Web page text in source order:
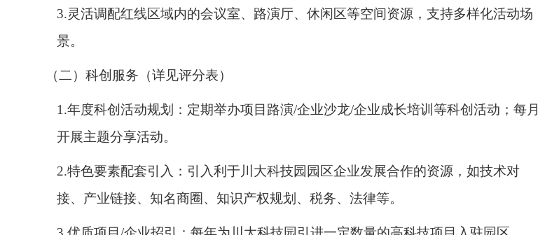
3.灵活调配红线区域内的会议室、路演厅、休闲区等空间资源，支持多样化活动场
景。
（二）科创服务（详见评分表）
1.年度科创活动规划‌：定期举办项目路演/企业沙龙/企业成长培训等科创活动；每月
开展主题分享活动。
2.特色要素配套引入‌：引入利于川大科技园园区企业发展合作的资源，如技术对
接、产业链接、知名商圈、知识产权规划、税务、法律等。